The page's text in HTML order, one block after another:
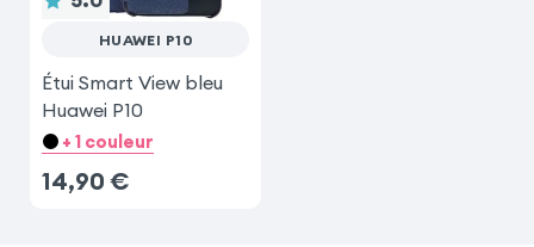
HUAWEI P10
Étui Smart View bleu
Huawei P10
+ 1 couleur
14,90 €